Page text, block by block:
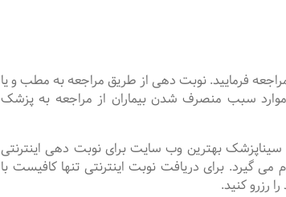
فرمایید. نوبت دهی از طریق مراجعه به مطب و یا
سبب منصرف شدن بیماران از مراجعه به پزشک
بهترین وب سایت برای نوبت دهی اینترنتی
برای دریافت نوبت اینترنتی تنها کافیست با
رزرو کنید.